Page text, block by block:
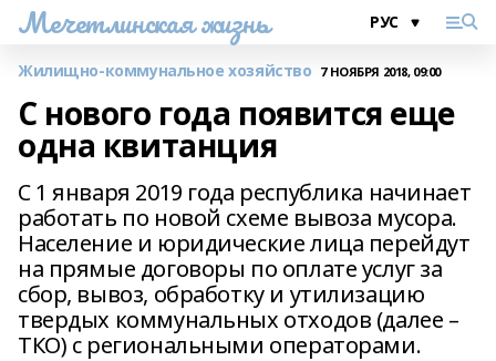
Мечетлинская жизнь
Жилищно-коммунальное хозяйство 7 НОЯБРЯ 2018, 09:00
С нового года появится еще
одна квитанция
С 1 января 2019 года республика начинает
работать по новой схеме вывоза мусора.
Население и юридические лица перейдут
на прямые договоры по оплате услуг за
сбор, вывоз, обработку и утилизацию
твердых коммунальных отходов (далее –
ТКО) с региональными операторами.